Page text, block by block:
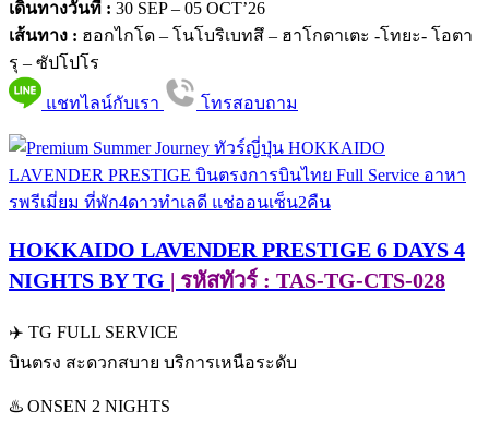
เดินทางวันที่ : 30 SEP – 05 OCT’26
เส้นทาง : ฮอกไกโด – โนโบริเบทสึ – ฮาโกดาเตะ -โทยะ- โอตา
รุ – ซัปโปโร
แชทไลน์กับเรา โทรสอบถาม
HOKKAIDO LAVENDER PRESTIGE 6 DAYS 4
NIGHTS BY TG | รหัสทัวร์ : TAS-TG-CTS-028
✈️ TG FULL SERVICE
บินตรง สะดวกสบาย บริการเหนือระดับ
♨️ ONSEN 2 NIGHTS